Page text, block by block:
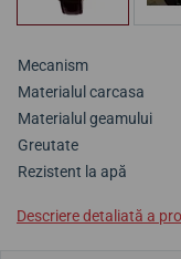
Mecanism
Materialul carcasa
Materialul geamului
Greutate
Rezistent la apă
Descriere detaliată a